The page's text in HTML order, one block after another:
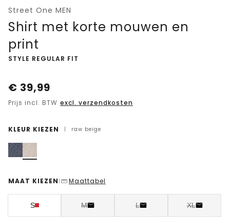
Street One MEN
Shirt met korte mouwen en
print
-
STYLE REGULAR FIT
€ 39,99
Prijs incl. BTW excl. verzendkosten
KLEUR KIEZEN | raw beige
MAAT KIEZEN | Maattabel
S M L XL